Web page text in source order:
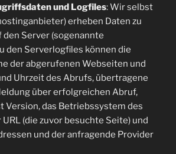
und Logfiles: Wir selbst
erheben Daten zu
Server (sogenannte
den Serverlogfiles können die
der abgerufenen Webseiten und
Uhrzeit des Abrufs, übertragene
über erfolgreichen Abruf,
Version, das Betriebssystem des
(die zuvor besuchte Seite) und
und der anfragende Provider